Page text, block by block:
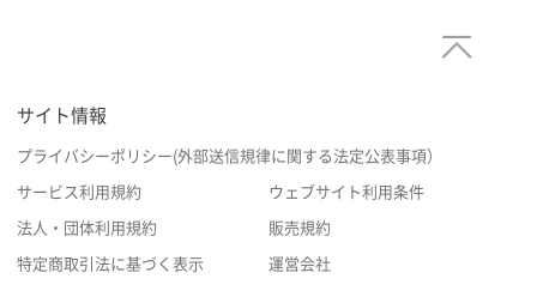
サイト情報
プライバシーポリシー(外部送信規律に関する法定公表事項）
サービス利用規約 ウェブサイト利用条件
法人・団体利用規約 販売規約
特定商取引法に基づく表示 運営会社